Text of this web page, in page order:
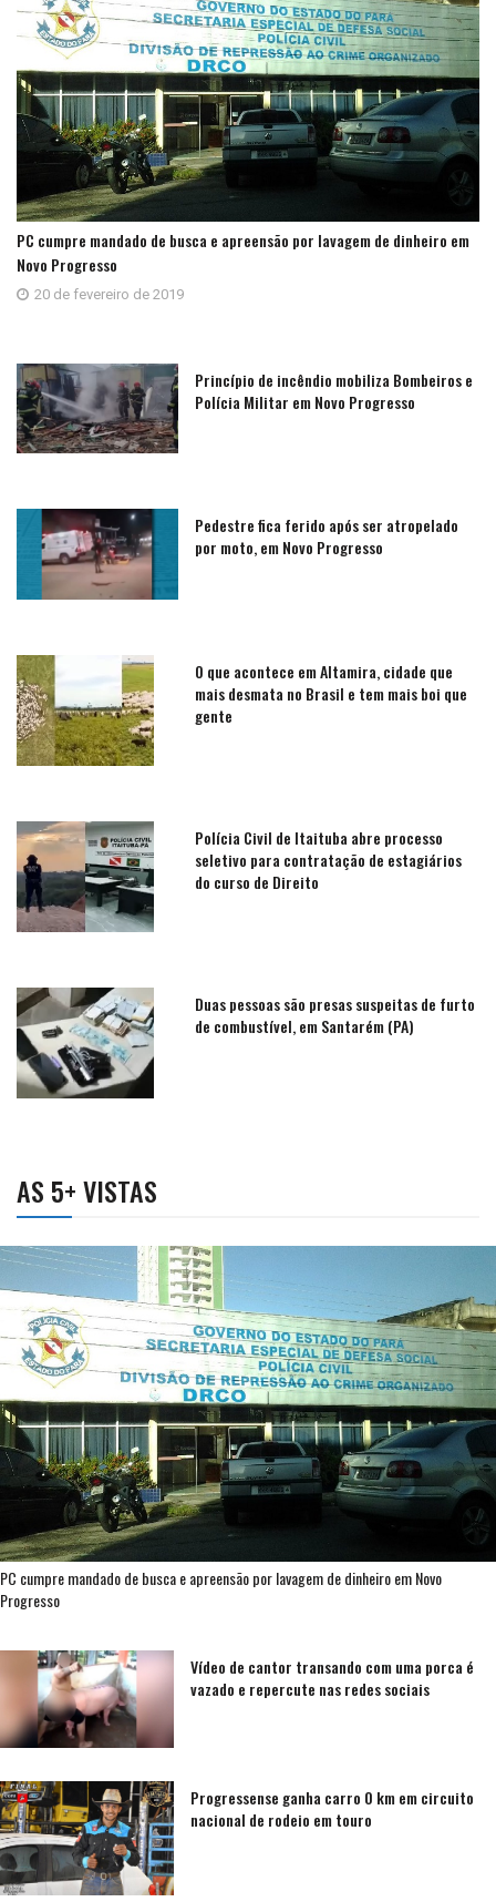
PC cumpre mandado de busca e apreensão por lavagem de dinheiro em
Novo Progresso
20 de fevereiro de 2019
Princípio de incêndio mobiliza Bombeiros e
Polícia Militar em Novo Progresso
Pedestre fica ferido após ser atropelado
por moto, em Novo Progresso
O que acontece em Altamira, cidade que
mais desmata no Brasil e tem mais boi que
gente
Polícia Civil de Itaituba abre processo
seletivo para contratação de estagiários
do curso de Direito
Duas pessoas são presas suspeitas de furto
de combustível, em Santarém (PA)
AS 5+ VISTAS
PC cumpre mandado de busca e apreensão por lavagem de dinheiro em Novo
Progresso
Vídeo de cantor transando com uma porca é
vazado e repercute nas redes sociais
Progressense ganha carro 0 km em circuito
nacional de rodeio em touro